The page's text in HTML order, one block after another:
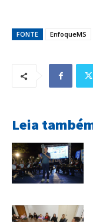
FONTE EnfoqueMS
Leia